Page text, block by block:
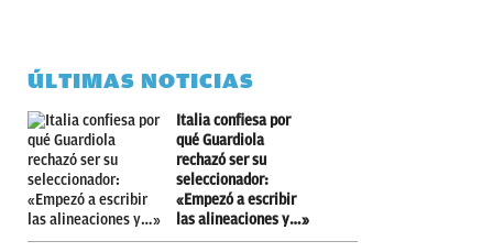
ÚLTIMAS NOTICIAS
Italia confiesa por
qué Guardiola
rechazó ser su
seleccionador:
«Empezó a escribir
las alineaciones y…»